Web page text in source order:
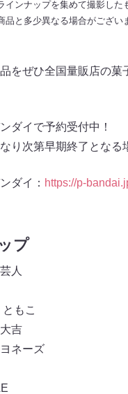
ンナップを集めて撮影した
と多少異なる場合がござい
をぜひ全国量販店の菓
ダイで予約受付中！
り次第早期終了となる
ダイ： https://p-
プ
人
ともこ
吉
ネーズ